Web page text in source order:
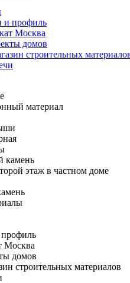
и профиль
Москва
домов
строительных
материал
камень
этаж в частном доме
Москва
домов
строительных материалов